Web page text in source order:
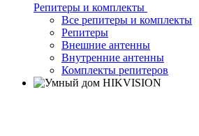
Репитеры и комплекты
Все репитеры и комплекты
Репитеры
Внешние антенны
Внутренние антенны
Комплекты репитеров